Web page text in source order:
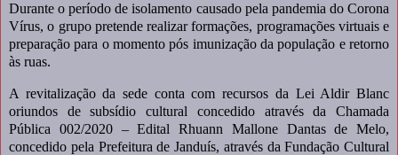
Durante o período de isolamento causado pela pandemia do Corona
Vírus, o grupo pretende realizar formações, programações virtuais e
preparação para o momento pós imunização da população e retorno
às ruas.
A revitalização da sede conta com recursos da Lei Aldir Blanc
oriundos de subsídio cultural concedido através da Chamada
Pública 002/2020 – Edital Rhuann Mallone Dantas de Melo,
concedido pela Prefeitura de Janduís, através da Fundação Cultural